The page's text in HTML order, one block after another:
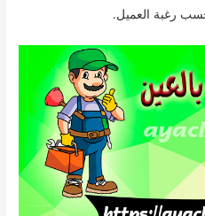
رغبة العميل.